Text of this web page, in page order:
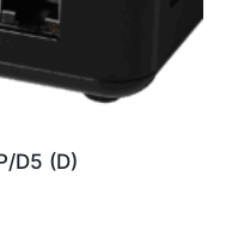
D5 (D)